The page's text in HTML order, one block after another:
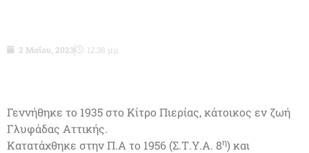
2 Μαΐου, 2023 12:38 μμ
Γεννήθηκε το 1935 στο Κίτρο Πιερίας, κάτοικος εν ζωή
Γλυφάδας Αττικής.
Κατατάχθηκε στην Π.Α το 1956 (Σ.Τ.Υ.Α. 8η) και